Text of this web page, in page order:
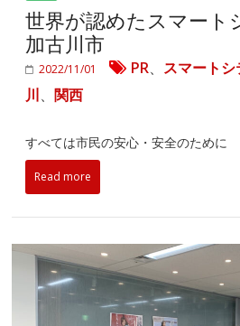
世界が認めたスマート
加古川市
2022/11/01 PR、 スマートシ
川、関西
すべては市民の安心・安全のために
Read more